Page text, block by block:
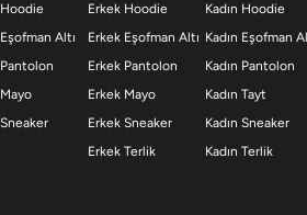
Hoodie
Eşofman Altı
Pantolon
Mayo
Sneaker
Erkek Hoodie
Erkek Eşofman Altı
Erkek Pantolon
Erkek Mayo
Erkek Sneaker
Erkek Terlik
Kadın Hoodie
Kadın Eşofman
Kadın Pantolon
Kadın Tayt
Kadın Sneaker
Kadın Terlik